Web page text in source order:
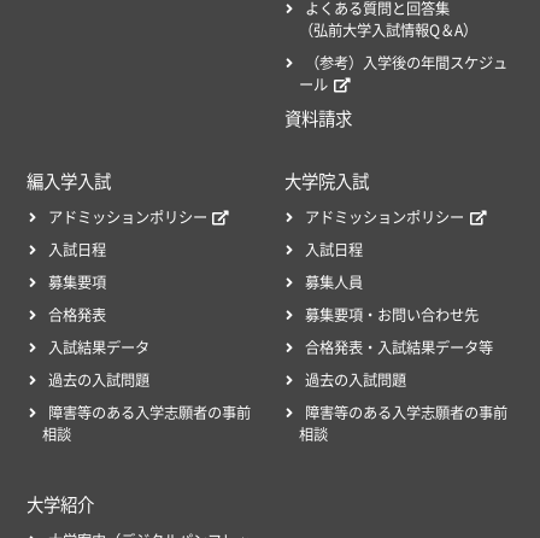
よくある質問と回答集
（弘前大学入試情報Q＆A）
（参考）入学後の年間スケジュ
ール
資料請求
編入学入試
アドミッションポリシー
入試日程
募集要項
合格発表
入試結果データ
過去の入試問題
障害等のある入学志願者の事前
相談
大学院入試
アドミッションポリシー
入試日程
募集人員
募集要項・お問い合わせ先
合格発表・入試結果データ等
過去の入試問題
障害等のある入学志願者の事前
相談
大学紹介